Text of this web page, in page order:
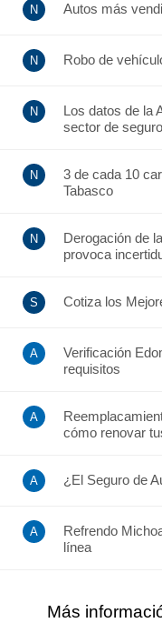
Autos más
Robo de
Los datos de la
sector de
3 de cada 10
Tabasco
Derogación de
provoca
Cotiza los
Verificación
requisitos
cómo renovar
¿El Seguro de
Refrendo
línea
Más